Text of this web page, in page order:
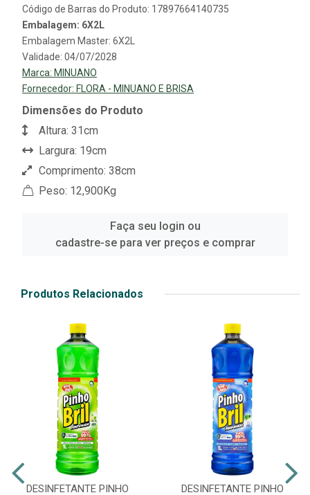
Código de Barras do Produto: 17897664140735
Embalagem: 6X2L
Embalagem Master: 6X2L
Validade: 04/07/2028
Marca: MINUANO
Fornecedor: FLORA - MINUANO E BRISA
Dimensões do Produto
Altura: 31cm
Largura: 19cm
Comprimento: 38cm
Peso: 12,900Kg
Faça seu login ou
cadastre-se para ver preços e comprar
Produtos Relacionados
DESINFETANTE PINHO DESINFETANTE PINHO